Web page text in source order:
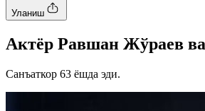
Уланиш
Актёр Равшан Жўраев
Санъаткор 63 ёшда эди.